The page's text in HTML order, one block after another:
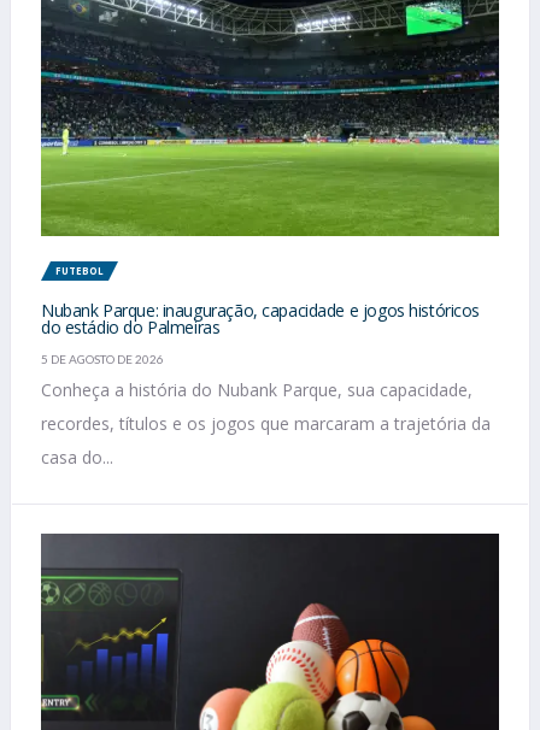
FUTEBOL
Nubank Parque: inauguração, capacidade e jogos históricos
do estádio do Palmeiras
5 DE AGOSTO DE 2026
Conheça a história do Nubank Parque, sua capacidade,
recordes, títulos e os jogos que marcaram a trajetória da
casa do...